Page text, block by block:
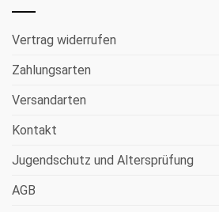
Vertrag widerrufen
Zahlungsarten
Versandarten
Kontakt
Jugendschutz und Altersprüfung
AGB